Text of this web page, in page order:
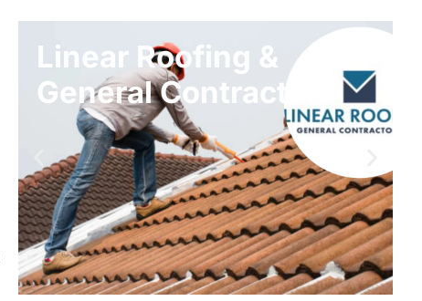
S.A.G. – Sustained
Accelerated Growth
Smarter Processing